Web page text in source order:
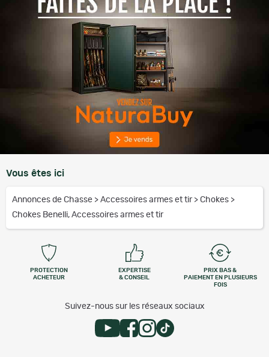
Vous êtes ici
Annonces de Chasse > Accessoires armes et tir > Chokes >
Chokes Benelli, Accessoires armes et tir
PROTECTION
ACHETEUR
EXPERTISE
& CONSEIL
PRIX BAS &
PAIEMENT EN PLUSIEURS
FOIS
Suivez-nous sur les réseaux sociaux